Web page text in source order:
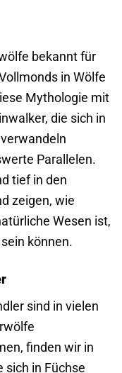
bekannt für
in Wölfe
Mythologie mit
die sich in
Parallelen.
tief in den
zeigen, wie
Wesen ist,
können.
sind in vielen
finden wir in
sich in Füchse